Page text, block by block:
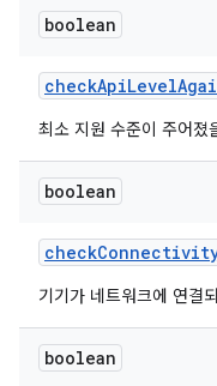
boolean
checkApiLevel
최소 지원 수준이 주어졌
boolean
check
기기가 네트워크에 연결
boolean